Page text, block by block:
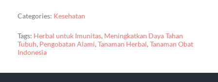
Categories: Kesehatan
Tags: Herbal untuk Imunitas, Meningkatkan Daya Tahan
Tubuh, Pengobatan Alami, Tanaman Herbal, Tanaman Obat
Indonesia